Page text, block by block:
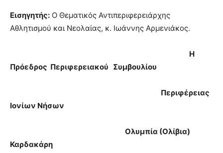
Εισηγητής: Ο Θεματικός Αντιπεριφερειάρχης
Αθλητισμού και Νεολαίας, κ. Ιωάννης Αρμενιάκος.
Η
Πρόεδρος Περιφερειακού Συμβουλίου
Περιφέρειας
Ιονίων Νήσων
Ολυμπία (Ολίβια)
Καρδακάρη